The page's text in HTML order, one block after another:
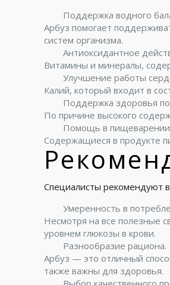
Поддержка водного
Арбуз помогает
систем организма.
Антиоксидантное
Витамины и минералы,
Улучшение работы
Калий, который входит в
Поддержка здоровья
По причине высокого
Помощь в
Содержащиеся в продукте
Специалисты рекомендуют
Умеренность в
Несмотря на все полезные
уровнем глюкозы в крови.
Разнообразие рациона.
Арбуз — это отличный
также важны для здоровья.